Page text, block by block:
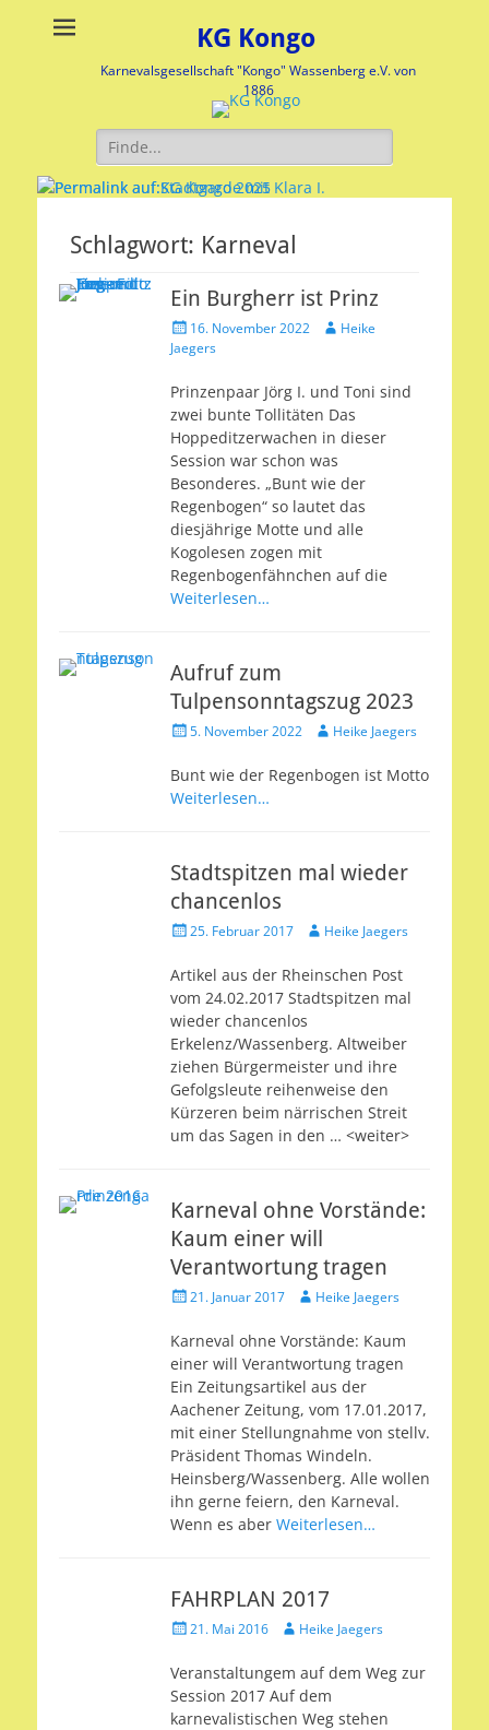
KG Kongo
Karnevalsgesellschaft "Kongo" Wassenberg e.V. von
1886
Suche
nach:
KG Kongo 2025
Veröffentlicht
am:
nach
Stadtgarde mit Klara I.
Veröffentlicht
am:
nach
Schlagwort: Karneval
Ein Burgherr ist Prinz
Veröffentlicht
am
16. November 2022 AutorHeike
Jaegers
Prinzenpaar Jörg I. und Toni sind
zwei bunte Tollitäten Das
Hoppeditzerwachen in dieser
Session war schon was
Besonderes. „Bunt wie der
Regenbogen“ so lautet das
diesjährige Motte und alle
Kogolesen zogen mit
Regenbogenfähnchen auf die
Weiterlesen…
Aufruf zum
Tulpensonntagszug 2023
Veröffentlicht
5. November 2022 AutorHeike Jaegers
Bunt wie der Regenbogen ist Motto
Weiterlesen…
Stadtspitzen mal wieder
chancenlos
Veröffentlicht
25. Februar 2017 AutorHeike Jaegers
Artikel aus der Rheinschen Post
vom 24.02.2017 Stadtspitzen mal
wieder chancenlos
Erkelenz/Wassenberg. Altweiber
ziehen Bürgermeister und ihre
Gefolgsleute reihenweise den
Kürzeren beim närrischen Streit
um das Sagen in den … <weiter>
Karneval ohne Vorstände:
Kaum einer will
Verantwortung tragen
Veröffentlicht
21. Januar 2017 AutorHeike Jaegers
Karneval ohne Vorstände: Kaum
einer will Verantwortung tragen
Ein Zeitungsartikel aus der
Aachener Zeitung, vom 17.01.2017,
mit einer Stellungnahme von stellv.
Präsident Thomas Windeln.
Heinsberg/Wassenberg. Alle wollen
ihn gerne feiern, den Karneval.
Wenn es aber Weiterlesen…
FAHRPLAN 2017
Veröffentlicht
21. Mai 2016 AutorHeike Jaegers
Veranstaltungem auf dem Weg zur
Session 2017 Auf dem
karnevalistischen Weg stehen